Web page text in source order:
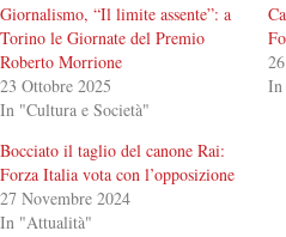
Giornalismo, “Il limite assente”: a
Torino le Giornate del Premio
Roberto Morrione
23 Ottobre 2025
In "Cultura e Società"
In
Bocciato il taglio del canone Rai:
Forza Italia vota con l’opposizione
27 Novembre 2024
In "Attualità"